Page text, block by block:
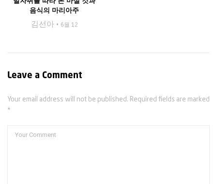
음식의 마리아주
김선아 6월 12
Leave a Comment
Your email address will not be published. Required fields are marked
*